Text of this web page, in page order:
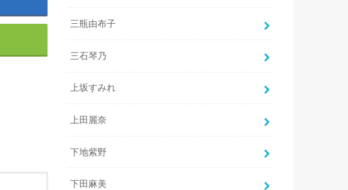
三瓶由布子
三石琴乃
上坂すみれ
上田麗奈
下地紫野
下田麻美